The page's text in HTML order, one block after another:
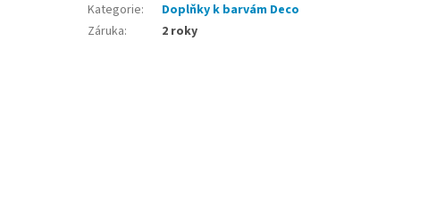
Kategorie:
Doplňky k barvám Deco
Záruka: 2 roky